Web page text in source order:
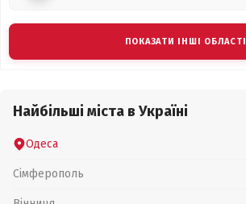
ПОКАЗАТИ ІНШІ ОБЛАСТІ
Найбільші міста в Україні
Одеса
Сімферополь